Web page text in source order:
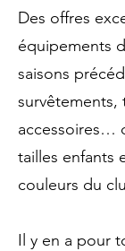
Des offres
équipements
saisons
survêtements,
accessoires…
tailles enfants
couleurs du
Il y en a pour